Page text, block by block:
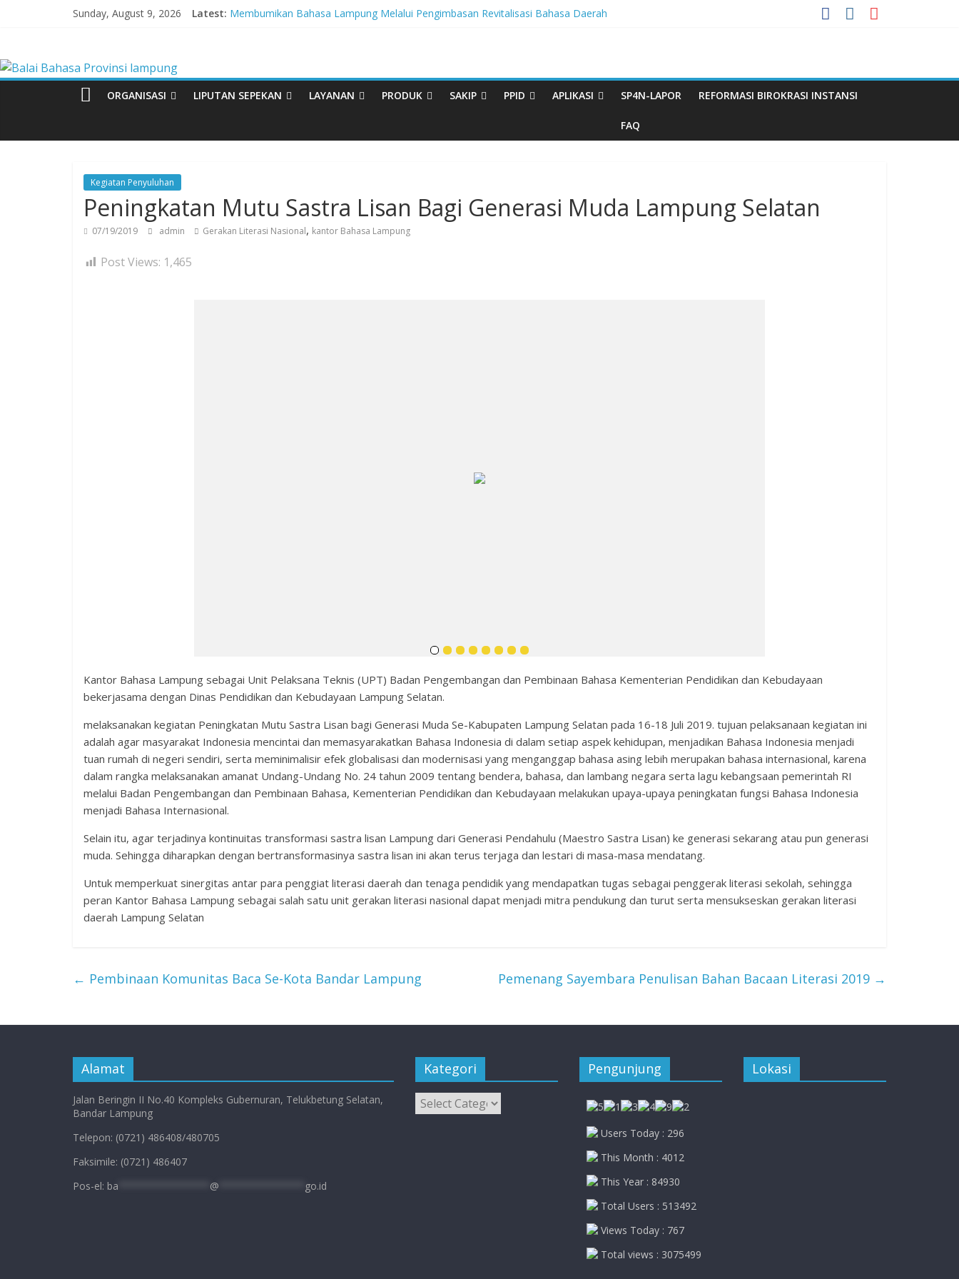
Sunday, August 9, 2026 Latest: Membumikan Bahasa Lampung Melalui Pengimbasan Revitalisasi Bahasa Daerah
Babak Final Festival Musikalisasi Puisi Kembali Digelar
Balai
Bahasa
Provinsi
lampung
Badan
Pengembangan
Pembinaan
ORGANISASI LIPUTAN SEPEKAN LAYANAN PRODUK SAKIP PPID APLIKASI SP4N-LAPOR REFORMASI BIROKRASI INSTANSI
FAQ
Kegiatan Penyuluhan
Peningkatan Mutu Sastra Lisan Bagi Generasi Muda Lampung Selatan
07/19/2019 admin Gerakan Literasi Nasional, kantor Bahasa Lampung
Post Views: 1,465
Kantor Bahasa Lampung sebagai Unit Pelaksana Teknis (UPT) Badan Pengembangan dan Pembinaan Bahasa Kementerian Pendidikan dan Kebudayaan
bekerjasama dengan Dinas Pendidikan dan Kebudayaan Lampung Selatan.
melaksanakan kegiatan Peningkatan Mutu Sastra Lisan bagi Generasi Muda Se-Kabupaten Lampung Selatan pada 16-18 Juli 2019. tujuan pelaksanaan kegiatan ini
adalah agar masyarakat Indonesia mencintai dan memasyarakatkan Bahasa Indonesia di dalam setiap aspek kehidupan, menjadikan Bahasa Indonesia menjadi
tuan rumah di negeri sendiri, serta meminimalisir efek globalisasi dan modernisasi yang menganggap bahasa asing lebih merupakan bahasa internasional, karena
dalam rangka melaksanakan amanat Undang-Undang No. 24 tahun 2009 tentang bendera, bahasa, dan lambang negara serta lagu kebangsaan pemerintah RI
melalui Badan Pengembangan dan Pembinaan Bahasa, Kementerian Pendidikan dan Kebudayaan melakukan upaya-upaya peningkatan fungsi Bahasa Indonesia
menjadi Bahasa Internasional.
Selain itu, agar terjadinya kontinuitas transformasi sastra lisan Lampung dari Generasi Pendahulu (Maestro Sastra Lisan) ke generasi sekarang atau pun generasi
muda. Sehingga diharapkan dengan bertransformasinya sastra lisan ini akan terus terjaga dan lestari di masa-masa mendatang.
Untuk memperkuat sinergitas antar para penggiat literasi daerah dan tenaga pendidik yang mendapatkan tugas sebagai penggerak literasi sekolah, sehingga
peran Kantor Bahasa Lampung sebagai salah satu unit gerakan literasi nasional dapat menjadi mitra pendukung dan turut serta mensukseskan gerakan literasi
daerah Lampung Selatan
← Pembinaan Komunitas Baca Se-Kota Bandar Lampung Pemenang Sayembara Penulisan Bahan Bacaan Literasi 2019 →
Alamat
Jalan Beringin II No.40 Kompleks Gubernuran, Telukbetung Selatan,
Bandar Lampung
Telepon: (0721) 486408/480705
Faksimile: (0721) 486407
Pos-el: ba @ go.id
Kategori
Kategori
Pengunjung
Users Today : 296
This Month : 4012
This Year : 84930
Total Users : 513492
Views Today : 767
Total views : 3075499
Lokasi